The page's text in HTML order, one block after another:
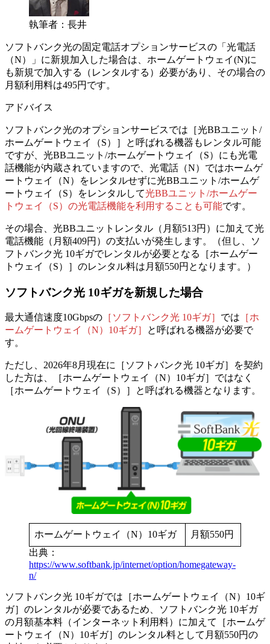
執筆者：長井
ソフトバンク光の固定電話オプションサービスの「光電話
（N）」に新規加入した場合は、ホームゲートウェイ(N)に
も新規で加入する（レンタルする）必要があり、その場合の
月額利用料は495円です。
アドバイス
ソフトバンク光のオプションサービスでは［光BBユニット/
ホームゲートウェイ（S）］と呼ばれる機器もレンタル可能
ですが、光BBユニット/ホームゲートウェイ（S）にも光電
話機能が内蔵されていますので、 光電話（N）ではホームゲ
ートウェイ（N）をレンタルせずに光BBユニット/ホームゲ
ートウェイ（S）をレンタルして光BBユニット/ホームゲー
トウェイ（S）の光電話機能を利用することも可能です。
その場合、光BBユニットレンタル（月額513円）に加えて光
電話機能（月額409円）の支払いが発生します。（但し、ソ
フトバンク光 10ギガでレンタルが必要となる［ホームゲー
トウェイ（S）］のレンタル料は月額550円となります。）
ソフトバンク光 10ギガを新規した場合
最大通信速度10Gbpsの ［ソフトバンク光 10ギガ］ では ［ホ
ームゲートウェイ（N）10ギガ］
と呼ばれる機器が必要で
す。
ただし、2026年8月現在に［ソフトバンク光 10ギガ］を契約
した方は、［ホームゲートウェイ（N）10ギガ］ではなく
［ホームゲートウェイ（S）］と呼ばれる機器となります。
ホームゲートウェイ（N）10ギガ
月額550円
出典：
https://www.softbank.jp/internet/option/homegateway-
n/
ソフトバンク光 10ギガでは［ホームゲートウェイ（N）10ギ
ガ］のレンタルが必要であるため、ソフトバンク光 10ギガ
の月額基本料（インターネット利用料）に加えて［ホームゲ
ートウェイ（N）10ギガ］のレンタル料として月額550円の